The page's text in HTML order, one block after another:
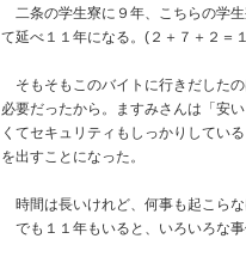
二条の学生寮に９年、こちらの学
て延べ１１年になる。(２＋７＋２＝
そもそもこのバイトに行きだした
必要だったから。ますみさんは「安
くてセキュリティもしっかりしてい
を出すことになった。
時間は長いけれど、何事も起こら
でも１１年もいると、いろいろな事